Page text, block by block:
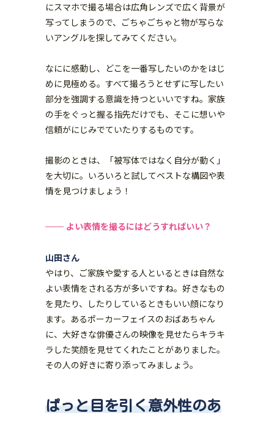
にスマホで撮る場合は広角レンズで広く背景が
写ってしまうので、ごちゃごちゃと物が写らな
いアングルを探してみてください。
なにに感動し、どこを一番写したいのかをはじ
めに見極める。すべて撮ろうとせずに写したい
部分を強調する意識を持つといいですね。家族
の手をぐっと握る指先だけでも、そこに想いや
信頼がにじみでていたりするものです。
撮影のときは、「被写体ではなく自分が動く」
を大切に。いろいろと試してベストな構図や表
情を見つけましょう！
よい表情を撮るにはどうすればいい？
山田さん
やはり、ご家族や愛する人といるときは自然な
よい表情をされる方が多いですね。好きなもの
を見たり、したりしているときもいい顔になり
ます。あるポーカーフェイスのおばあちゃん
に、大好きな俳優さんの映像を見せたらキラキ
ラした笑顔を見せてくれたことがありました。
その人の好きに寄り添ってみましょう。
ぱっと目を引く意外性のあ